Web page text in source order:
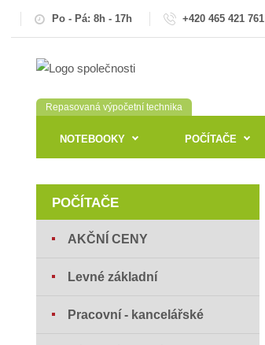
Po - Pá: 8h - 17h +420 465 421 761
Repasovaná výpočetní technika
NOTEBOOKY POČÍTAČE
POČÍTAČE
AKČNÍ CENY
Levné základní
Pracovní - kancelářské